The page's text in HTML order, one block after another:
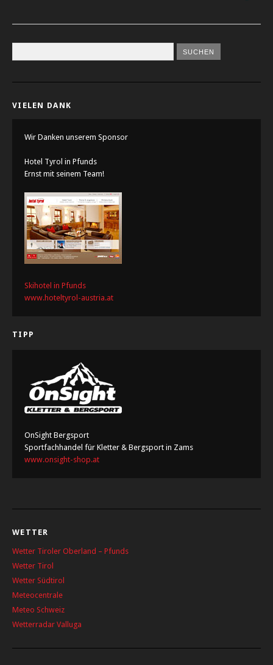
VIELEN DANK
Wir Danken unserem Sponsor
Hotel Tyrol in Pfunds
Ernst mit seinem Team!
Skihotel in Pfunds
www.hoteltyrol-austria.at
TIPP
OnSight Bergsport
Sportfachhandel für Kletter & Bergsport in Zams
www.onsight-shop.at
WETTER
Wetter Tiroler Oberland – Pfunds
Wetter Tirol
Wetter Südtirol
Meteocentrale
Meteo Schweiz
Wetterradar Valluga